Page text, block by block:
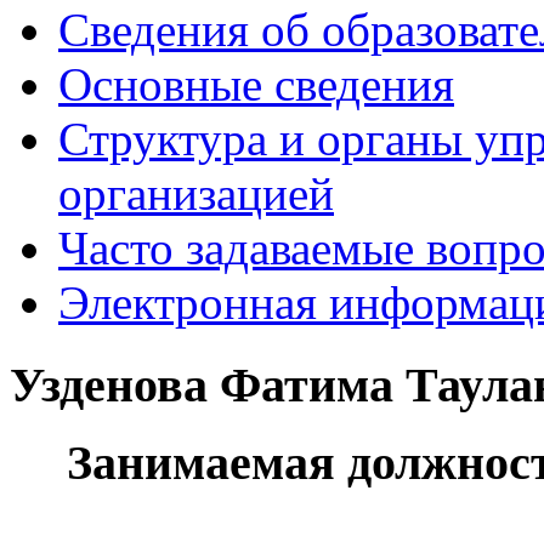
Сведения об
Основные сведения
Структура и органы
организацией
Часто задаваемые
Электронная
Узденова Фатима
Занимаемая